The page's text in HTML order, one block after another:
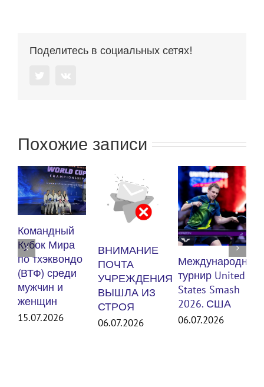
Поделитесь в социальных сетях!
Похожие записи
Командный
Кубок Мира
по тхэквондо
(ВТФ) среди
мужчин и
женщин
15.07.2026
ВНИМАНИЕ
ПОЧТА
УЧРЕЖДЕНИЯ
ВЫШЛА ИЗ
СТРОЯ
06.07.2026
Международный
турнир United
States Smash
2026. США
06.07.2026